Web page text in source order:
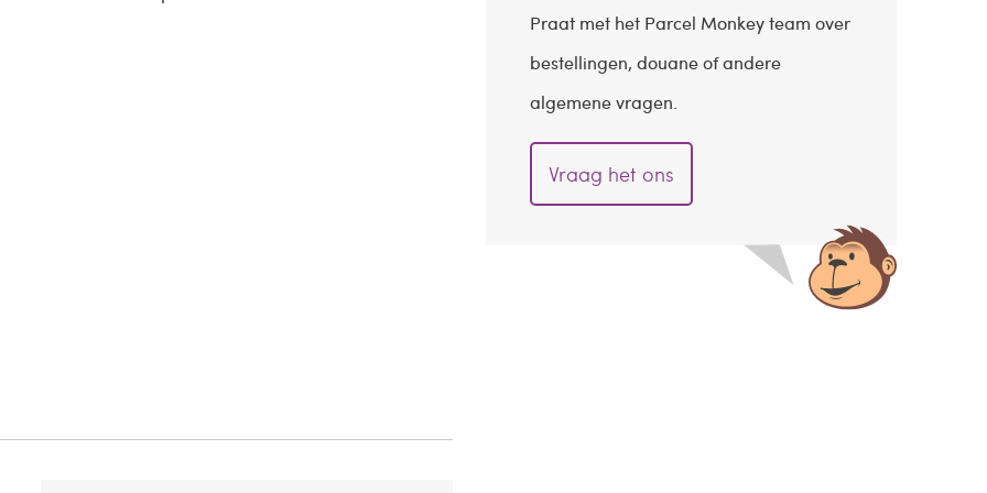
Praat met het Parcel Monkey team over
bestellingen, douane of andere
algemene vragen.
Vraag het ons